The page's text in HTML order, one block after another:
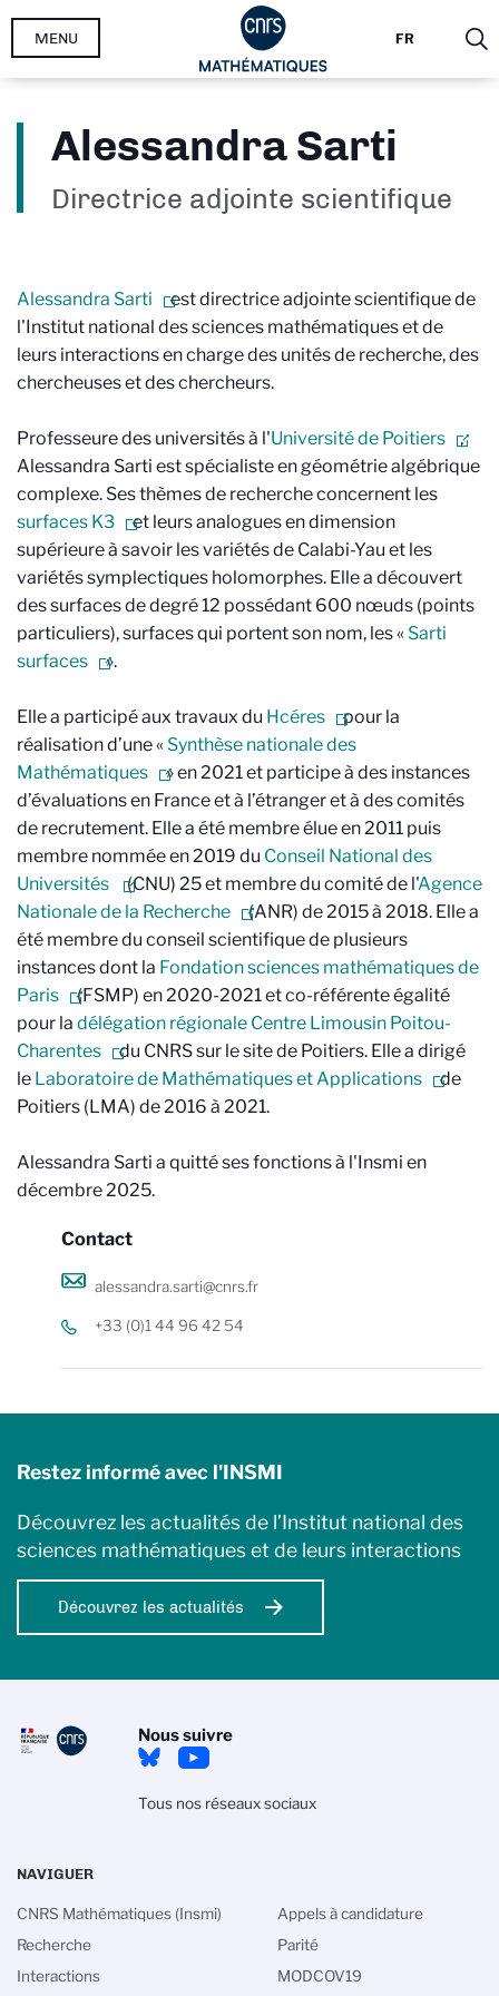
Aller
FR
MENU
Alessandra Sarti
Directrice adjointe scientifique
Alessandra Sarti
est directrice adjointe scientifique de
l'Institut national des sciences mathématiques et de
leurs interactions en charge des unités de recherche, des
chercheuses et des chercheurs.
Professeure des universités à l'Université de Poitiers
,
Alessandra Sarti est spécialiste en géométrie algébrique
complexe. Ses thèmes de recherche concernent les
surfaces K3
et leurs analogues en dimension
supérieure à savoir les variétés de Calabi-Yau et les
variétés symplectiques holomorphes. Elle a découvert
des surfaces de degré 12 possédant 600 nœuds (points
particuliers), surfaces qui portent son nom, les « Sarti
surfaces
».
Elle a participé aux travaux du Hcéres
pour la
réalisation d’une « Synthèse nationale des
Mathématiques
» en 2021 et participe à des instances
d’évaluations en France et à l’étranger et à des comités
de recrutement. Elle a été membre élue en 2011 puis
membre nommée en 2019 du Conseil National des
Universités
(CNU) 25 et membre du comité de l'Agence
Nationale de la Recherche
(ANR) de 2015 à 2018. Elle a
été membre du conseil scientifique de plusieurs
instances dont la Fondation sciences mathématiques de
Paris
(FSMP) en 2020-2021 et co-référente égalité
pour la délégation régionale Centre Limousin Poitou-
Charentes
du CNRS sur le site de Poitiers. Elle a dirigé
le Laboratoire de Mathématiques et Applications
de
Poitiers (LMA) de 2016 à 2021.
Alessandra Sarti a quitté ses fonctions à l'Insmi en
décembre 2025.
Contact
alessandra.sarti@cnrs.fr
+33 (0)1 44 96 42 54
Restez informé avec l'INSMI
Découvrez les actualités de l’Institut national des
sciences mathématiques et de leurs interactions
Découvrez les actualités
Nous suivre
Tous nos réseaux sociaux
NAVIGUER
CNRS Mathématiques (Insmi)
Recherche
Interactions
Appels à candidature
Parité
MODCOV19